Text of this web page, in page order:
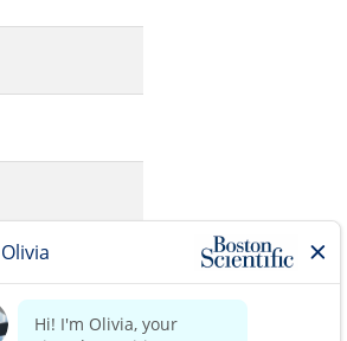
9 10 »